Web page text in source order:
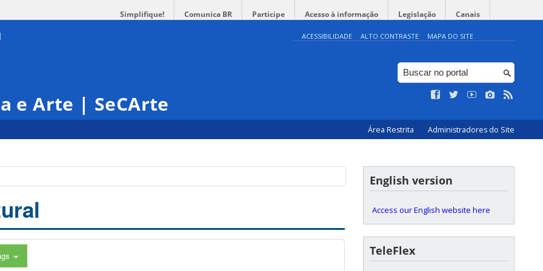
Simplifique! Comunica BR Participe Acesso à informação Legislação Canais
ACESSIBILIDADE ALTO CONTRASTE MAPA DO SITE
e Arte | SeCArte
Área Restrita Administradores do Site
English version
Access our English website here
TeleFlex